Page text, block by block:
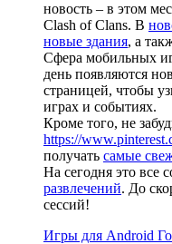
новость – в этом
Clash of Clans. В
новые здания, а
Сфера мобильных
день появляются
страницей, чтобы
играх и событиях.
Кроме того, не
https://
получать самые
На сегодня это все
развлечений. До
сессий!
Игры для Android